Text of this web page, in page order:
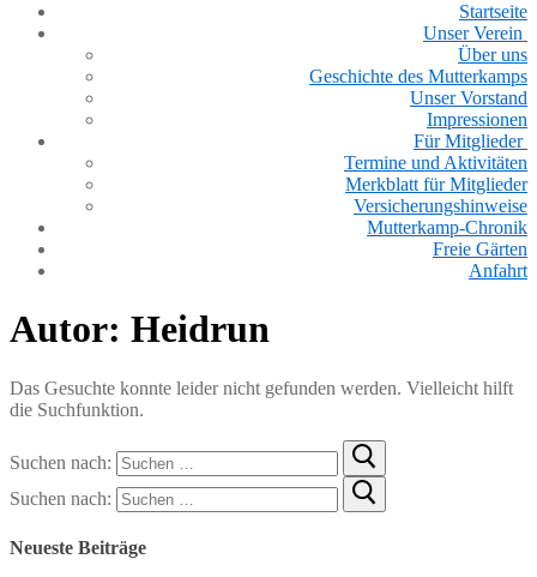
Startseite
Unser Verein
Über uns
Geschichte des Mutterkamps
Unser Vorstand
Impressionen
Für Mitglieder
Termine und Aktivitäten
Merkblatt für Mitglieder
Versicherungshinweise
Mutterkamp-Chronik
Freie Gärten
Anfahrt
Autor: Heidrun
Das Gesuchte konnte leider nicht gefunden werden. Vielleicht hilft
die Suchfunktion.
Suchen nach:
Suchen nach:
Neueste Beiträge